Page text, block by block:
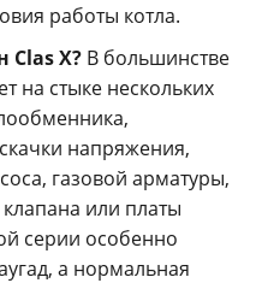
работы котла.
Clas X? В большинстве
на стыке нескольких
напряжения,
газовой арматуры,
или платы
серии особенно
а нормальная